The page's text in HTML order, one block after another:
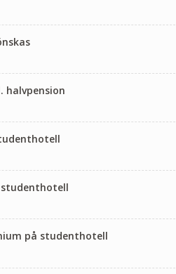
halvpension
studenthotell
på studenthotell